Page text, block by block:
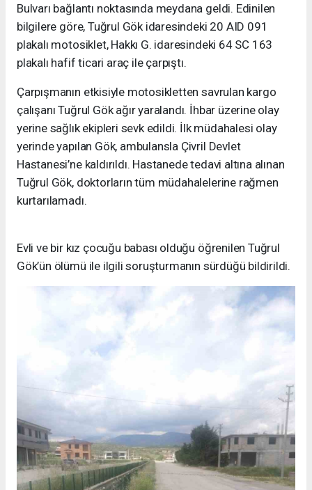
Bulvarı bağlantı noktasında meydana geldi. Edinilen
bilgilere göre, Tuğrul Gök idaresindeki 20 AID 091
plakalı motosiklet, Hakkı G. idaresindeki 64 SC 163
plakalı hafif ticari araç ile çarpıştı.
Çarpışmanın etkisiyle motosikletten savrulan kargo
çalışanı Tuğrul Gök ağır yaralandı. İhbar üzerine olay
yerine sağlık ekipleri sevk edildi. İlk müdahalesi olay
yerinde yapılan Gök, ambulansla Çivril Devlet
Hastanesi’ne kaldırıldı. Hastanede tedavi altına alınan
Tuğrul Gök, doktorların tüm müdahalelerine rağmen
kurtarılamadı.
Evli ve bir kız çocuğu babası olduğu öğrenilen Tuğrul
Gök’ün ölümü ile ilgili soruşturmanın sürdüğü bildirildi.